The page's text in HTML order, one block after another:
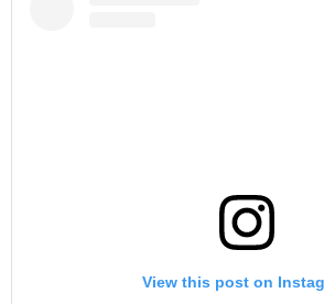
View this post on